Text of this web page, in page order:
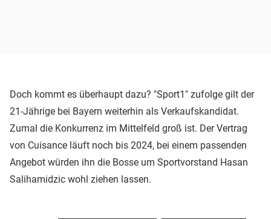
Doch kommt es überhaupt dazu? "Sport1" zufolge gilt der
21-Jährige bei Bayern weiterhin als Verkaufskandidat.
Zumal die Konkurrenz im Mittelfeld groß ist. Der Vertrag
von Cuisance läuft noch bis 2024, bei einem passenden
Angebot würden ihn die Bosse um Sportvorstand Hasan
Salihamidzic wohl ziehen lassen.